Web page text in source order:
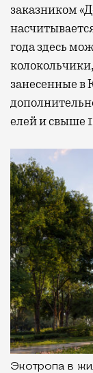
заказником
года здесь
занесенные в
елей и свыше
Экотропа в